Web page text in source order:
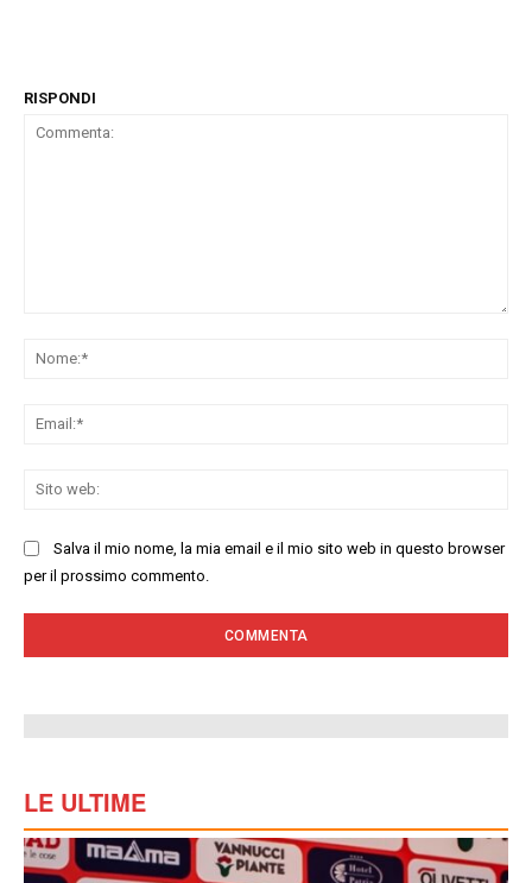
RISPONDI
Salva il mio nome, la mia email e il mio sito web in questo browser
per il prossimo commento.
LE ULTIME